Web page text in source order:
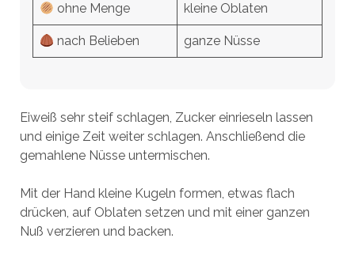
ohne Menge kleine Oblaten
nach Belieben ganze Nüsse
Eiweiß sehr steif schlagen, Zucker einrieseln lassen
und einige Zeit weiter schlagen. Anschließend die
gemahlene Nüsse untermischen.
Mit der Hand kleine Kugeln formen, etwas flach
drücken, auf Oblaten setzen und mit einer ganzen
Nuß verzieren und backen.